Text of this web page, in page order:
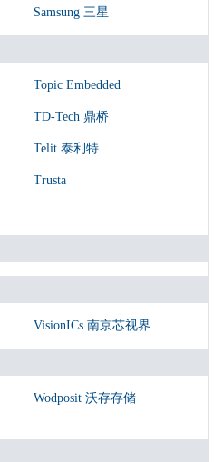
Samsung 三星
Topic Embedded
TD-Tech 鼎桥
Telit 泰利特
Trusta
VisionICs 南京芯视界
Wodposit 沃存存储